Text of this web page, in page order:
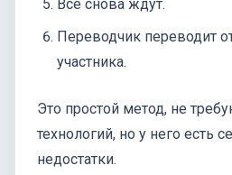
Все снова ждут.
Переводчик переводит
участника.
Это простой метод, не
технологий, но у него есть
недостатки.